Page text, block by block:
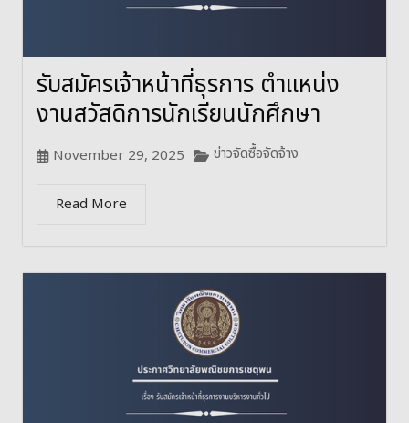
รับสมัครเจ้าหน้าที่ธุรการ ตำแหน่ง
งานสวัสดิการนักเรียนนักศึกษา
November 29, 2025 ข่าวจัดซื้อจัดจ้าง
Read More